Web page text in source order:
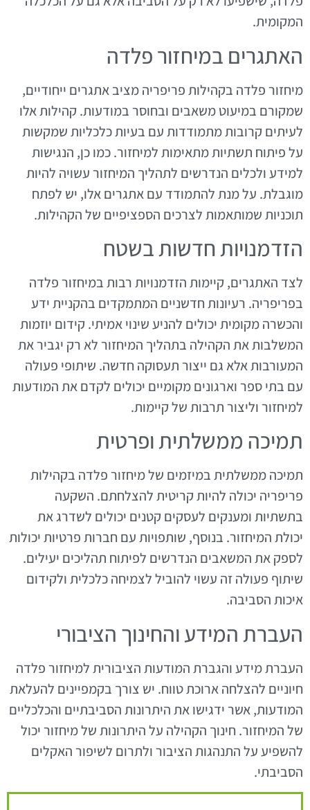
המקומית.
האתגרים במיחזור פלדה
מיחזור פלדה בקהילות פריפריה מציב אתגרים ייחודיים,
שמקורם במיעוט משאבים ובחוסר במודעות. קהילות אלו
לעיתים קרובות מתמודדות עם בעיות כלכליות שמקשות
על פיתוח תשתיות מתאימות למיחזור. כמו כן, הנגישות
למידע ולכלים הנדרשים לתהליך המיחזור עשויה להיות
מוגבלת. על מנת להתמודד עם אתגרים אלו, יש לפתח
תוכניות שמותאמות לצרכים הספציפיים של הקהילות.
הזדמנויות חדשות בשטח
לצד האתגרים, קיימות הזדמנויות רבות במיחזור פלדה
בפריפריה. רעיונות חדשניים המתמקדים בהקניית ידע
והכשרה מקומית יכולים להניע שינוי אמיתי. קידום יוזמות
המשלבות את הקהילה בתהליך המיחזור לא רק יגביר את
המעורבות אלא גם ייצור תעסוקה חדשה. שיתופי פעולה
עם בתי ספר וארגונים מקומיים יכולים לקדם את המודעות
למיחזור וליצור תרבות של קיימות.
תמיכה ממשלתית ופרטית
תמיכה ממשלתית במיזמים של מיחזור פלדה בקהילות
פריפריה יכולה להיות קריטית להצלחתם. השקעה
בתשתיות ומענקים לעסקים קטנים יכולים לשדרג את
יכולת המיחזור. בנוסף, שותפויות עם חברות פרטיות יכולות
לספק את המשאבים הנדרשים לפיתוח תהליכים יעילים.
שיתוף פעולה זה עשוי להוביל לצמיחה כלכלית ולקידום
איכות הסביבה.
העברת המידע והחינוך הציבורי
העברת מידע והגברת המודעות הציבורית למיחזור פלדה
חיוניים להצלחה ארוכת טווח. יש צורך בקמפיינים להעלאת
המודעות, אשר ידגישו את היתרונות הסביבתיים והכלכליים
של המיחזור. חינוך הקהילה על היתרונות של מיחזור יכול
להשפיע על התנהגות הציבור ולתרום לשיפור האקלים
הסביבתי.